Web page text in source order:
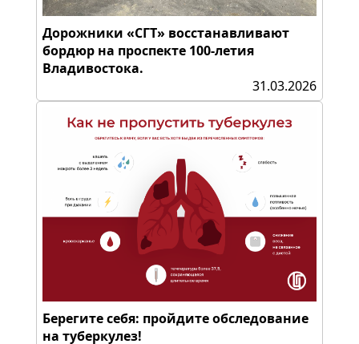
Дорожники «СГТ» восстанавливают
бордюр на проспекте 100-летия
Владивостока.
31.03.2026
Берегите себя: пройдите обследование
на туберкулез!